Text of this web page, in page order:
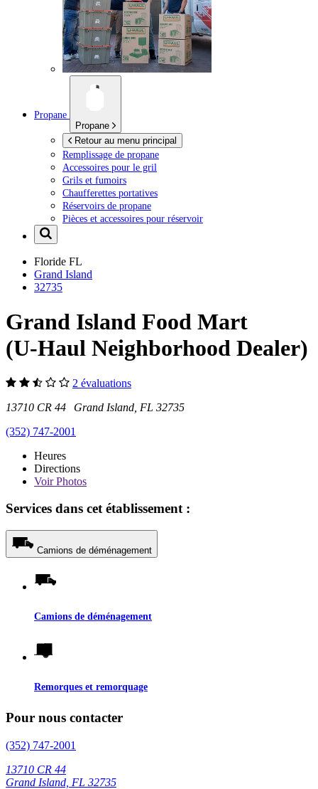
Propane
Propane
Retour au menu principal
Remplissage de propane
Accessoires pour le gril
Grils et fumoirs
Chaufferettes portatives
Réservoirs de propane
Pièces et accessoires pour réservoir
Floride FL
Grand Island
32735
Grand Island Food Mart
(U-Haul Neighborhood Dealer)
2 évaluations
13710 CR 44 Grand Island, FL 32735
(352) 747-2001
Heures
Directions
VoirPhotos
Services dans cet établissement :
Camions de déménagement
Camions de déménagement
Remorques et remorquage
Pour nous contacter
(352) 747-2001
13710 CR 44
Grand Island, FL 32735